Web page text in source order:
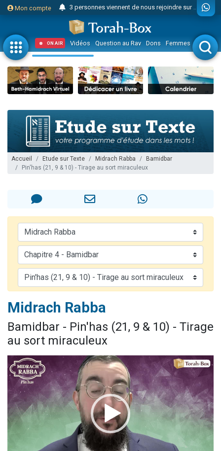
Mon compte 3 personnes viennent de nous rejoindre sur WhatsApp
Odaya vient de donner son Maasser
3 personnes viennent de faire un don pour 5 jours de vacances aux Orphelins
3 personnes viennent de faire un don pour Diane, 80 ans, dans un appartement insalubre
2 personnes viennent de nous rejoindre sur WhatsApp
13 personnes viennent de demander une bénédiction
30 personnes viennent de faire un don pour Sauvez la jambe de Yohan
Il reste 49 places pour étudier en groupe sur Zoom
12 nouvelles musiques dans Torah-Box Music
3 personnes viennent de nous rejoindre sur WhatsApp
2 nouvelles musiques dans Torah-Box Music
8 personnes viennent de faire un don pour Tsédaka : pauvres d'Israel
Il reste 49 places pour étudier en groupe sur Zoom
Ariel vient de donner son Maasser
Nathaniel vient de donner son Maasser
4 personnes viennent de nous rejoindre sur WhatsApp
ON AIR Vidéos Question au Rav Dons Femmes Enfants
Accueil Etude sur Texte Midrach Rabba
Bamidbar
Pin'has (21, 9 & 10) - Tirage au sort miraculeux
Midrach Rabba
Bamidbar - Pin'has (21, 9 & 10) - Tirage
au sort miraculeux